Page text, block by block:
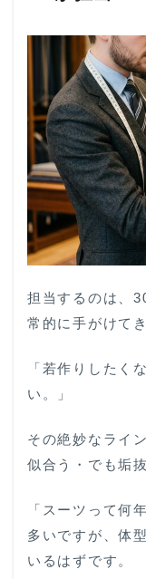
担当するのは、
常的に手がけて
「若作りしたく
い。」
その絶妙なライ
似合う・でも垢
「スーツって何
多いですが、体
いるはずです。